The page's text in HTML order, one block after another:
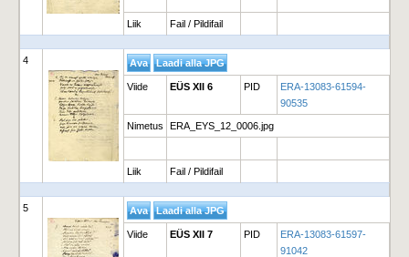
Liik Fail / Pildifail
4
Viide EÜS XII 6 PID
ERA-13083-61594-
90535
Nimetus ERA_EYS_12_0006.jpg
Liik Fail / Pildifail
5
Viide EÜS XII 7 PID
ERA-13083-61597-
91042